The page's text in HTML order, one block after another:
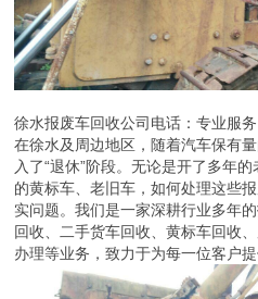
徐水报废车回收公司电话：专业服
在徐水及周边地区，随着汽车保有
入了“退休”阶段。无论是开了多年
的黄标车、老旧车，如何处理这些
实问题。我们是一家深耕行业多年
回收、二手货车回收、黄标车回收
办理等业务，致力于为每一位客户